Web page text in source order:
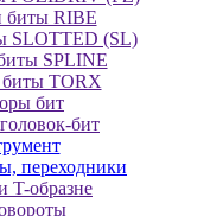
биты RIBE
SLOTTED (SL)
SPLINE
биты TORX
бит
бит
переходники
T-oбpaзне